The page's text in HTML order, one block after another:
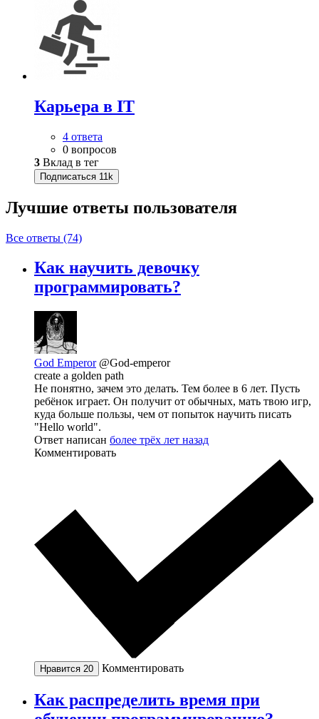
Карьера в IT
4 ответа
0 вопросов
3 Вклад в тег
Подписаться 11k
Лучшие ответы пользователя
Все ответы (74)
Как научить девочку
программировать?
God Emperor @God-emperor
create a golden path
Не понятно, зачем это делать. Тем более в 6 лет. Пусть
ребёнок играет. Он получит от обычных, мать твою игр,
куда больше пользы, чем от попыток научить писать
"Hello world".
Ответ написан более трёх лет назад
Комментировать
Нравится 20 Комментировать
Как распределить время при